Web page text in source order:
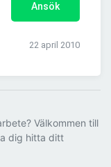
Ansök
22 april 2010
Välkommen till
dig hitta ditt